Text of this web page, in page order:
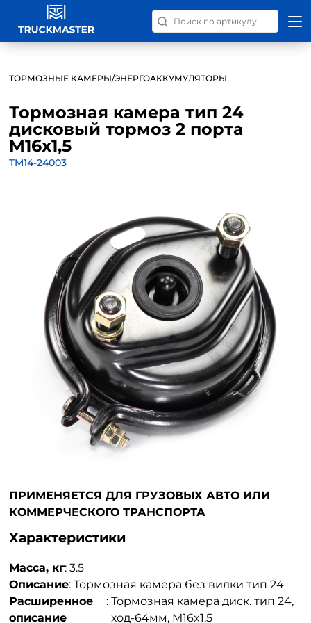
Поиск запчастей по
ТОРМОЗНЫЕ КАМЕРЫ/ЭНЕРГОАККУМУЛЯТОРЫ
Тормозная камера тип 24
дисковый тормоз 2 порта
M16x1,5
TM14-24003
ПРИМЕНЯЕТСЯ ДЛЯ ГРУЗОВЫХ АВТО ИЛИ
КОММЕРЧЕСКОГО ТРАНСПОРТА
Характеристики
Масса, кг:3.5
Описание:Тормозная камера без вилки тип 24
Расширенное
описание
: Тормозная камера диск. тип 24,
ход-64мм, M16x1,5